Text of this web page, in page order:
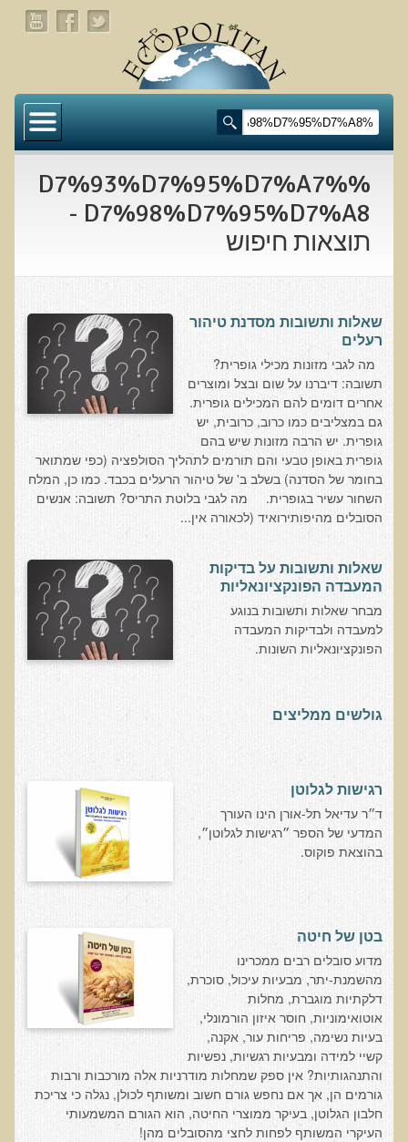
דף הבית
תעלומת שומן הדולפינים: מה גילינו כששתי קבוצות
בדיקת חוסרים ומתכות כבדות Socheck
הרצאה ב 28/11/25 טיפים מפתיעים ופשוטים לבריאות
מצבים קליניים ספציפיים
מהי רפואה פונקציונאלית טבעית?
שאלונים רפואיים פונקציונאליים
טופס קבלה לייעוץ קליני
טופס הרשמה לקבלת ייעוץ / טיפול + טופס פרטי בריאות
היסטוריה כרונולוגית
שאלון Identi-T Stress Assesment
שאלון נוירוביהוויוראלי
שאלון מערכת התריס
שאלון אלרגיות למזון
שאלון אוטואימוני
פרוטוקולים רפואיים
בדיקות מעבדה פונקציונאליות
בדיקת צואה לאיתור מתכות כבדות
בדיקה מקיפה לתפקוד מערכת העיכול
בדיקות לרגישויות לחלבונים
AMAS - בדיקת דם לאיתור מוקדם של סרטן
מידע מקצועי לרופאים ומטפלים על בדיקת ה-AMAS
ספרות מדעית - בדיקת AMAS
בדיקת AMAS - מידע למטופל
%D7%93%D7%95%D7%A7%
D7%98%D7%95%D7%A8 -
תוצאות חיפוש
שאלות ותשובות מסדנת טיהור
רעלים
מה לגבי מזונות מכילי גופרית?
תשובה: דיברנו על שום ובצל ומוצרים
אחרים דומים להם המכילים גופרית.
גם במצליבים כמו כרוב, כרובית, יש
גופרית. יש הרבה מזונות שיש בהם
גופרית באופן טבעי והם תורמים לתהליך הסולפציה (כפי שמתואר
בחומר של הסדנה) בשלב ב' של טיהור הרעלים בכבד. כמו כן, המלח
השחור עשיר בגופרית. מה לגבי בלוטת התריס? תשובה: אנשים
הסובלים מהיפותירואיד (לכאורה אין...
שאלות ותשובות על בדיקות
המעבדה הפונקציונאליות
מבחר שאלות ותשובות בנוגע
למעבדה ולבדיקות המעבדה
הפונקציונאליות השונות.
גולשים ממליצים
רגישות לגלוטן
ד״ר עדיאל תל-אורן הינו העורך
המדעי של הספר ״רגישות לגלוטן״,
בהוצאת פוקוס.
בטן של חיטה
​מדוע סובלים רבים ממכרינו
מהשמנת-יתר, מבעיות עיכול, סוכרת,
דלקתיות מוגברת, מחלות
אוטואימוניות, חוסר איזון הורמונלי,
בעיות נשימה, פריחות עור, אקנה,
קשיי למידה ומבעיות רגשיות, נפשיות
והתנהגותיות? אין ספק שמחלות מודרניות אלה מורכבות ורבות
גורמים הן, אך אם נחפש גורם חשוב ומשותף לכולן, נגלה כי צריכת
חלבון הגלוטן, בעיקר ממוצרי החיטה, הוא הגורם המשמעותי
העיקרי המשותף לפחות לחצי מהסובלים מהן!